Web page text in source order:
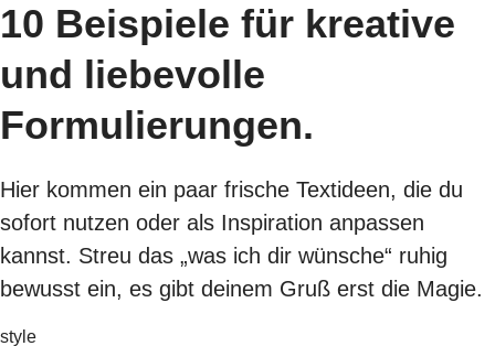
10 Beispiele für kreative
und liebevolle
Formulierungen.
Hier kommen ein paar frische Textideen, die du
sofort nutzen oder als Inspiration anpassen
kannst. Streu das „was ich dir wünsche“ ruhig
bewusst ein, es gibt deinem Gruß erst die Magie.
style